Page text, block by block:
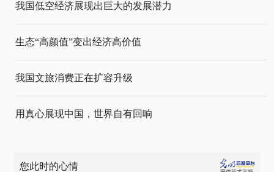
我国低空经济展现出巨大的发展潜力
生态“高颜值”变出经济高价值
我国文旅消费正在扩容升级
用真心展现中国，世界自有回响
您此时的心情